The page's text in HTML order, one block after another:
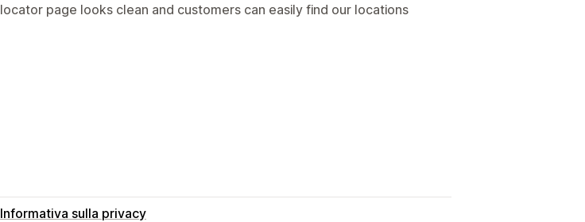
locator page looks clean and customers can easily find our locations
Informativa sulla privacy